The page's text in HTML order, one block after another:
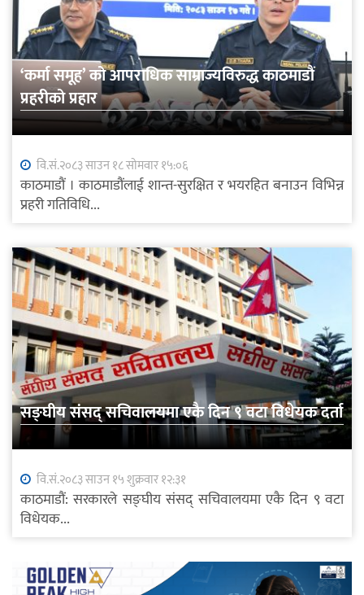
‘कर्मा समूह’ को आपराधिक साम्राज्यविरुद्ध काठमाडौं
प्रहरीको प्रहार
वि.सं.२०८३ साउन १८ सोमवार १५:०६
काठमाडौं । काठमाडौंलाई शान्त-सुरक्षित र भयरहित बनाउन विभिन्न
प्रहरी गतिविधि...
सङ्घीय संसद् सचिवालयमा एकै दिन ९ वटा विधेयक दर्ता
वि.सं.२०८३ साउन १५ शुक्रवार १२:३१
काठमाडौं: सरकारले सङ्घीय संसद् सचिवालयमा एकै दिन ९ वटा
विधेयक...